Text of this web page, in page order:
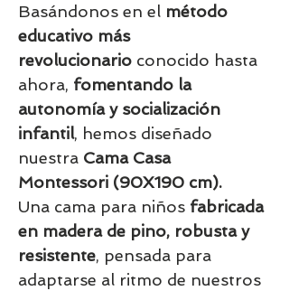
Basándonos en el método
educativo más
revolucionario conocido hasta
ahora, fomentando la
autonomía y socialización
infantil, hemos diseñado
nuestra Cama Casa
Montessori (90X190 cm).
Una cama para niños fabricada
en madera de pino, robusta y
resistente, pensada para
adaptarse al ritmo de nuestros